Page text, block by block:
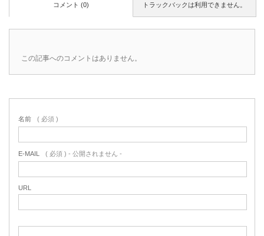
トラックバックは利用できません。
コメント (0)
この記事へのコメントはありません。
名前 ( 必須 )
E-MAIL ( 必須 ) - 公開されません -
URL